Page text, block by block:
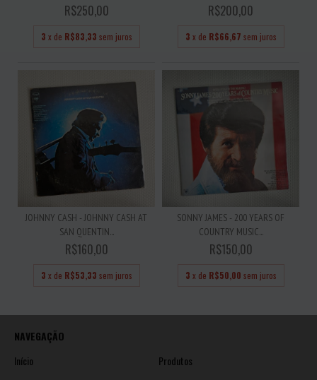
R$250,00
3 x de R$83,33 sem juros
R$200,00
3 x de R$66,67 sem juros
JOHNNY CASH - JOHNNY CASH AT
SAN QUENTIN...
R$160,00
3 x de R$53,33 sem juros
SONNY JAMES - 200 YEARS OF
COUNTRY MUSIC...
R$150,00
3 x de R$50,00 sem juros
NAVEGAÇÃO
Início
Produtos